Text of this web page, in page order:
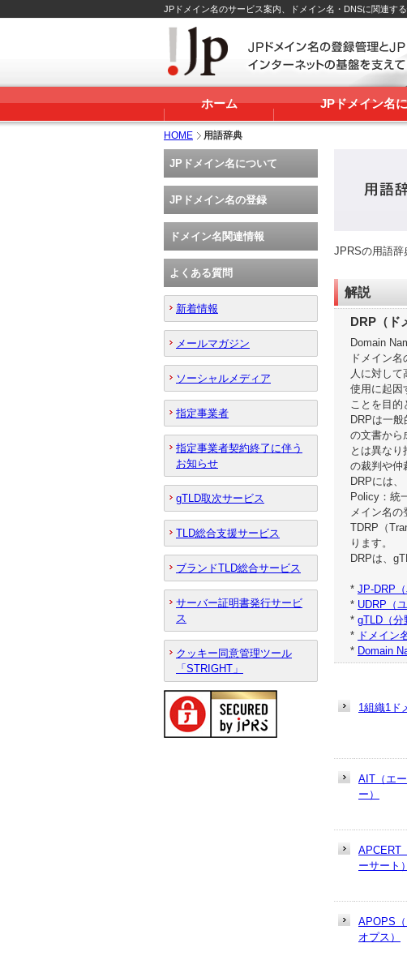
JPドメイン名のサービス案内、ドメイン名・DNSに関連す
ホーム JPドメイン名
HOME 用語辞典
JPRSの用語辞
解説
DRP（ド
Domain
ドメイン
人に対して
使用に起因
ことを目的
DRPは一
の文書から
とは異な
の裁判や仲
DRPには
Policy：統
メイン名
TDRP（
ります。
DRPは、
* JP-DRP
* UDRP（
* gTLD（分
* ドメイン
* Domain
1組織1ド
AIT（エ
ー）
APCERT
ーサート）
APOPS
オプス）
JPドメイン名について
JPドメイン名の登録
ドメイン名関連情報
よくある質問
新着情報
メールマガジン
ソーシャルメディア
指定事業者
指定事業者契約終了に伴う
お知らせ
gTLD取次サービス
TLD総合支援サービス
ブランドTLD総合サービス
サーバー証明書発行サービ
ス
クッキー同意管理ツール
「STRIGHT」